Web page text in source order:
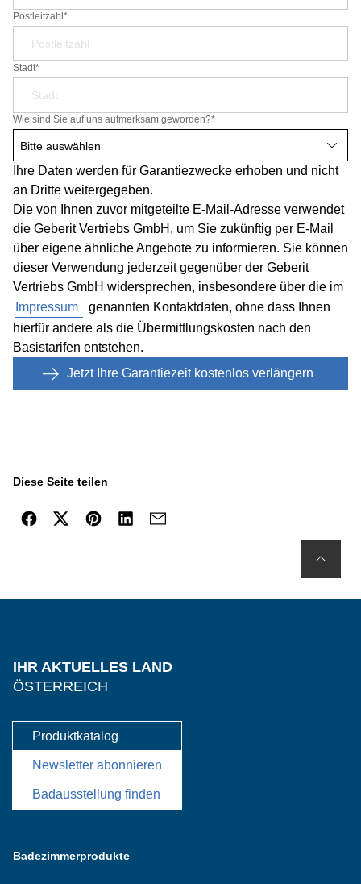
Postleitzahl*
Stadt*
Wie sind Sie auf uns aufmerksam geworden?*
Ihre Daten werden für Garantiezwecke erhoben und nicht
an Dritte weitergegeben.
Die von Ihnen zuvor mitgeteilte E-Mail-Adresse verwendet
die Geberit Vertriebs GmbH, um Sie zukünftig per E-Mail
über eigene ähnliche Angebote zu informieren. Sie können
dieser Verwendung jederzeit gegenüber der Geberit
Vertriebs GmbH widersprechen, insbesondere über die im
Impressum
genannten Kontaktdaten, ohne dass Ihnen
hierfür andere als die Übermittlungskosten nach den
Basistarifen entstehen.
Jetzt Ihre Garantiezeit kostenlos verlängern
Diese Seite teilen
IHR AKTUELLES LAND
ÖSTERREICH
Produktkatalog
Newsletter abonnieren
Badausstellung finden
Badezimmerprodukte